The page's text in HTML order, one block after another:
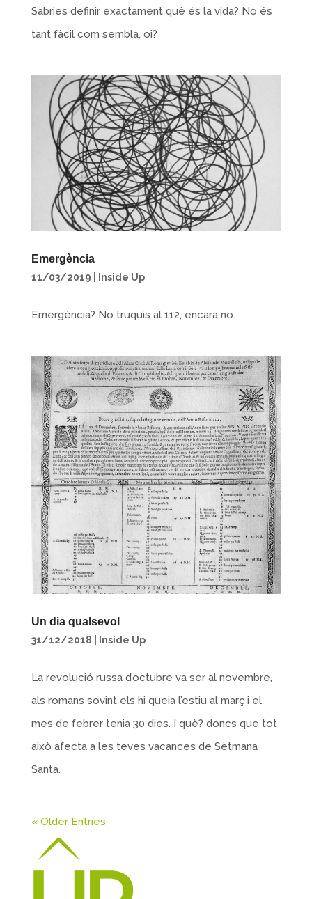
Sabries definir exactament què és la vida? No és
tant fàcil com sembla, oi?
Emergència
11/03/2019 Inside Up
Emergència? No truquis al 112, encara no.
Un dia qualsevol
31/12/2018 Inside Up
La revolució russa d’octubre va ser al novembre,
als romans sovint els hi queia l’estiu al març i el
mes de febrer tenia 30 dies. I què? doncs que tot
això afecta a les teves vacances de Setmana
Santa.
« Older Entries